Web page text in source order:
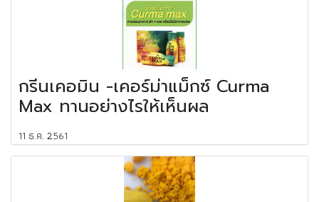
กรีนเคอมิน -เคอร์ม่าแม็กซ์ Curma
Max ทานอย่างไรให้เห็นผล
11 ธ.ค. 2561